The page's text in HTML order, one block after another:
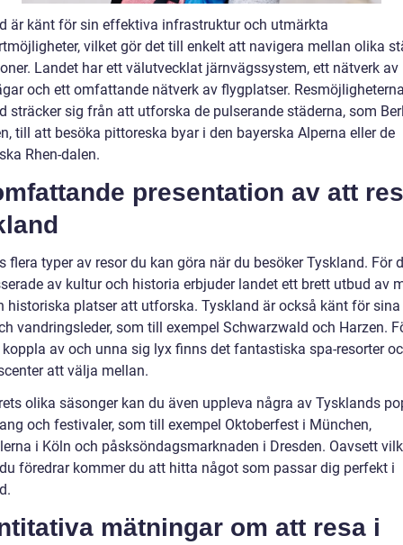
är känt för sin effektiva infrastruktur och utmärkta
vilket gör det till enkelt att navigera mellan olika
Landet har ett välutvecklat järnvägssystem, ett nätverk av
och ett omfattande nätverk av flygplatser.
sträcker sig från att utforska de pulserande städerna, som
till att besöka pittoreska byar i den bayerska Alperna eller de
Rhen-dalen.
presentation av att
flera typer av resor du kan göra när du besöker Tyskland. För
av kultur och historia erbjuder landet ett brett utbud av
historiska platser att utforska. Tyskland är också känt för
vandringsleder, som till exempel Schwarzwald och Harzen.
av och unna sig lyx finns det fantastiska spa-resorter
att välja mellan.
olika säsonger kan du även uppleva några av Tysklands
och festivaler, som till exempel Oktoberfest i München,
i Köln och påsksöndagsmarknaden i Dresden. Oavsett
föredrar kommer du att hitta något som passar dig perfekt i
mätningar om att resa i